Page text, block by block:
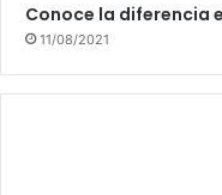
Conoce la diferencia
11/08/2021